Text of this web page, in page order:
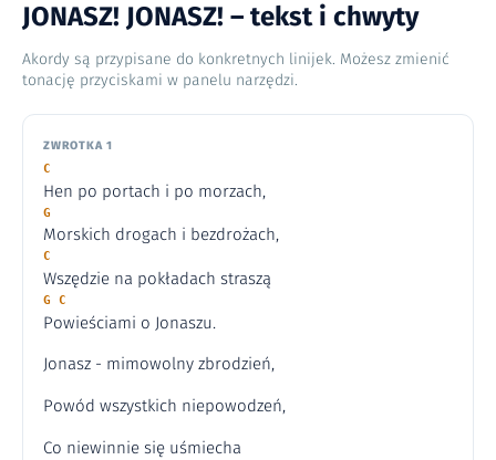
JONASZ! JONASZ! – tekst i chwyty
Akordy są przypisane do konkretnych linijek. Możesz zmienić
tonację przyciskami w panelu narzędzi.
ZWROTKA 1
C
Hen po portach i po morzach,
G
Morskich drogach i bezdrożach,
C
Wszędzie na pokładach straszą
G C
Powieściami o Jonaszu.
Jonasz - mimowolny zbrodzień,
Powód wszystkich niepowodzeń,
Co niewinnie się uśmiecha